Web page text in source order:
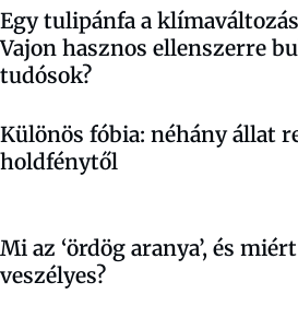
Egy tulipánfa a
Vajon hasznos ellenszerre
tudósok?
Különös fóbia: néhány állat
holdfénytől
Mi az ‘ördög aranya’, és
veszélyes?